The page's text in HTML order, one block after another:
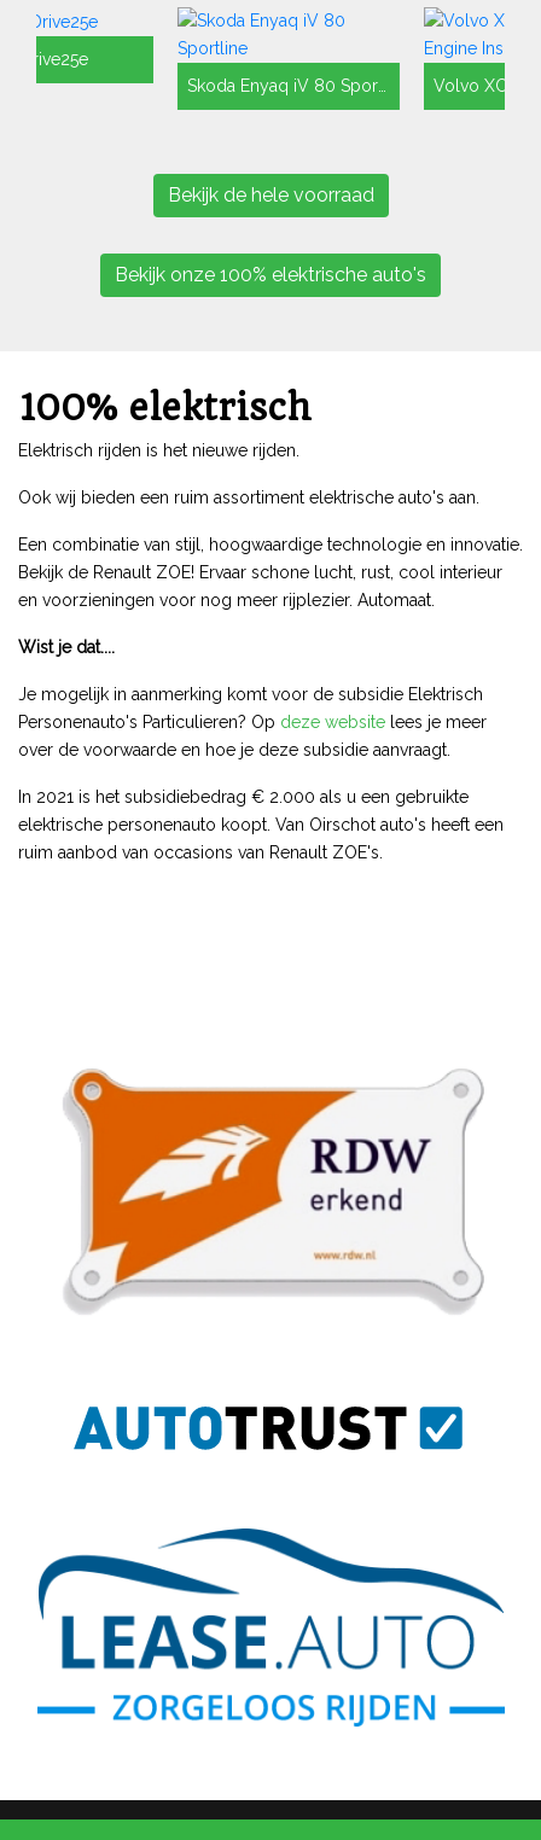
Skoda Enyaq iV 80 Sportline
Bekijk de hele voorraad
Bekijk onze 100% elektrische auto's
100% elektrisch
Elektrisch rijden is het nieuwe rijden.
Ook wij bieden een ruim assortiment elektrische auto's aan.
Een combinatie van stijl, hoogwaardige technologie en innovatie.
Bekijk de Renault ZOE! Ervaar schone lucht, rust, cool interieur
en voorzieningen voor nog meer rijplezier. Automaat.
Wist je dat....
Je mogelijk in aanmerking komt voor de subsidie Elektrisch
Personenauto's Particulieren? Op deze website lees je meer
over de voorwaarde en hoe je deze subsidie aanvraagt.
In 2021 is het subsidiebedrag € 2.000 als u een gebruikte
elektrische personenauto koopt. Van Oirschot auto's heeft een
ruim aanbod van occasions van Renault ZOE's.